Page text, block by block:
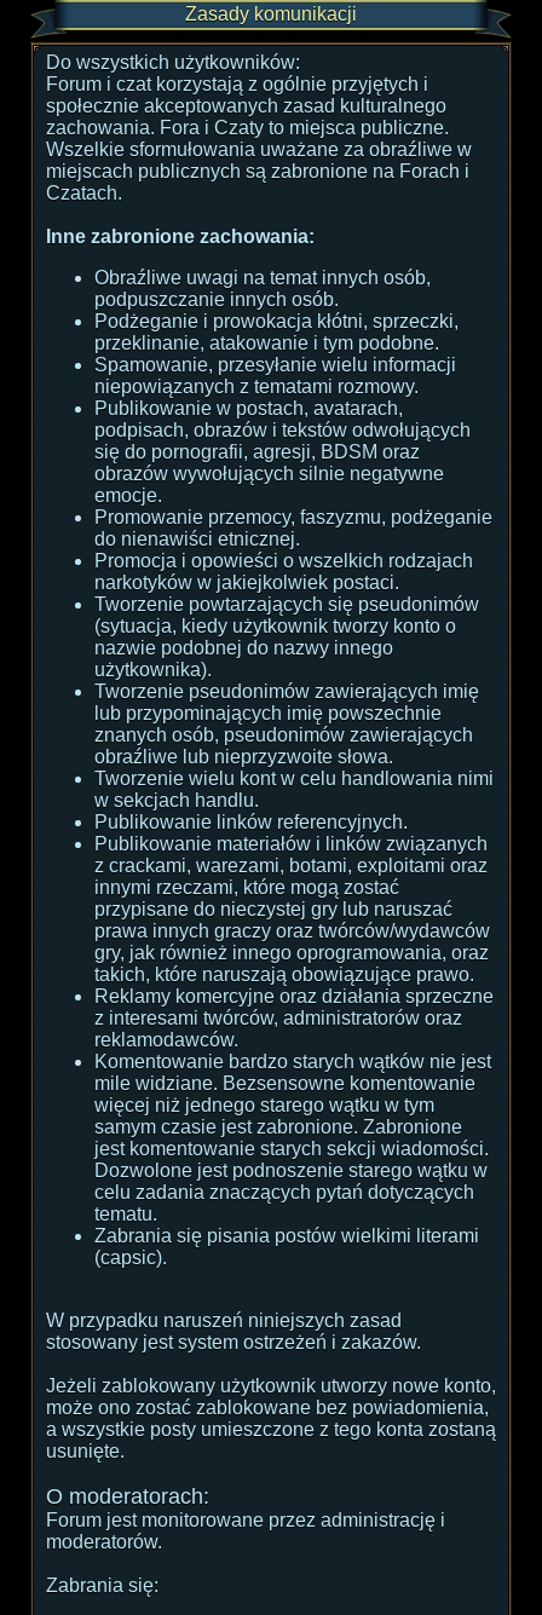
Zasady komunikacji
Do wszystkich użytkowników:
Forum i czat korzystają z ogólnie przyjętych i
społecznie akceptowanych zasad kulturalnego
zachowania. Fora i Czaty to miejsca publiczne.
Wszelkie sformułowania uważane za obraźliwe w
miejscach publicznych są zabronione na Forach i
Czatach.
Inne zabronione zachowania:
Obraźliwe uwagi na temat innych osób,
podpuszczanie innych osób.
Podżeganie i prowokacja kłótni, sprzeczki,
przeklinanie, atakowanie i tym podobne.
Spamowanie, przesyłanie wielu informacji
niepowiązanych z tematami rozmowy.
Publikowanie w postach, avatarach,
podpisach, obrazów i tekstów odwołujących
się do pornografii, agresji, BDSM oraz
obrazów wywołujących silnie negatywne
emocje.
Promowanie przemocy, faszyzmu, podżeganie
do nienawiści etnicznej.
Promocja i opowieści o wszelkich rodzajach
narkotyków w jakiejkolwiek postaci.
Tworzenie powtarzających się pseudonimów
(sytuacja, kiedy użytkownik tworzy konto o
nazwie podobnej do nazwy innego
użytkownika).
Tworzenie pseudonimów zawierających imię
lub przypominających imię powszechnie
znanych osób, pseudonimów zawierających
obraźliwe lub nieprzyzwoite słowa.
Tworzenie wielu kont w celu handlowania nimi
w sekcjach handlu.
Publikowanie linków referencyjnych.
Publikowanie materiałów i linków związanych
z crackami, warezami, botami, exploitami oraz
innymi rzeczami, które mogą zostać
przypisane do nieczystej gry lub naruszać
prawa innych graczy oraz twórców/wydawców
gry, jak również innego oprogramowania, oraz
takich, które naruszają obowiązujące prawo.
Reklamy komercyjne oraz działania sprzeczne
z interesami twórców, administratorów oraz
reklamodawców.
Komentowanie bardzo starych wątków nie jest
mile widziane. Bezsensowne komentowanie
więcej niż jednego starego wątku w tym
samym czasie jest zabronione. Zabronione
jest komentowanie starych sekcji wiadomości.
Dozwolone jest podnoszenie starego wątku w
celu zadania znaczących pytań dotyczących
tematu.
Zabrania się pisania postów wielkimi literami
(capsic).
W przypadku naruszeń niniejszych zasad
stosowany jest system ostrzeżeń i zakazów.
Jeżeli zablokowany użytkownik utworzy nowe konto,
może ono zostać zablokowane bez powiadomienia,
a wszystkie posty umieszczone z tego konta zostaną
usunięte.
O moderatorach:
Forum jest monitorowane przez administrację i
moderatorów.
Zabrania się: